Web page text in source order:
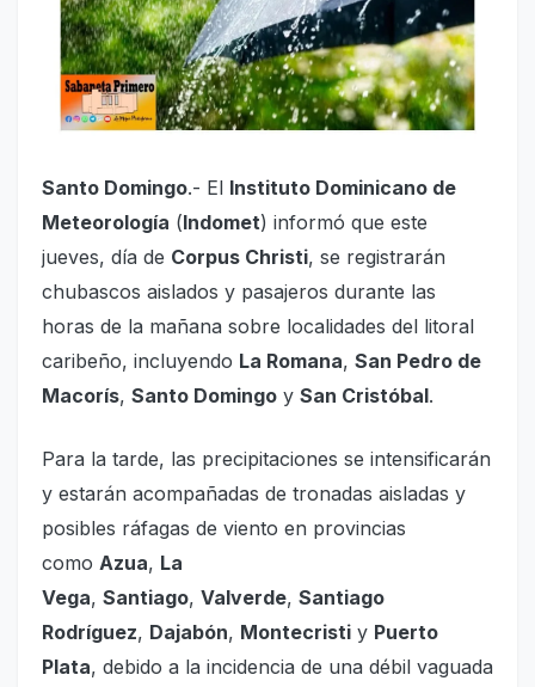
Santo Domingo.- El Instituto Dominicano de
Meteorología (Indomet) informó que este
jueves, día de Corpus Christi, se registrarán
chubascos aislados y pasajeros durante las
horas de la mañana sobre localidades del litoral
caribeño, incluyendo La Romana, San Pedro de
Macorís, Santo Domingo y San Cristóbal.
Para la tarde, las precipitaciones se intensificarán
y estarán acompañadas de tronadas aisladas y
posibles ráfagas de viento en provincias
como Azua, La
Vega, Santiago, Valverde, Santiago
Rodríguez, Dajabón, Montecristi y Puerto
Plata, debido a la incidencia de una débil vaguada